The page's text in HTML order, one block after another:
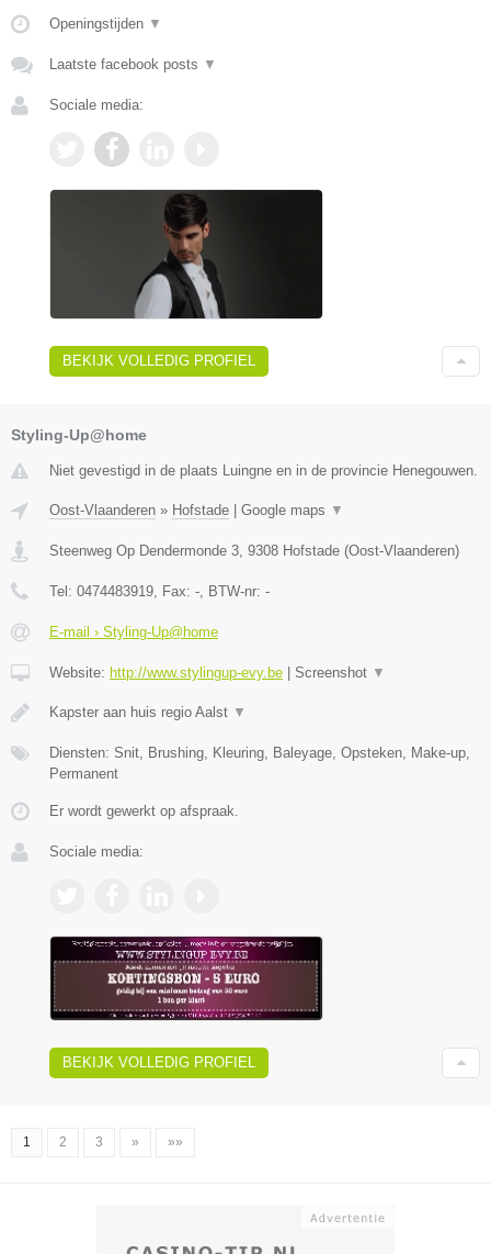
Openingstijden ▼
Laatste facebook posts ▼
Sociale media:
BEKIJK VOLLEDIG PROFIEL
Styling-Up@home
Niet gevestigd in de plaats Luingne en in de provincie Henegouwen.
Oost-Vlaanderen » Hofstade | Google maps ▼
Steenweg Op Dendermonde 3 9308 Hofstade (Oost-Vlaanderen)
Tel: 0474483919 , Fax: - , BTW-nr: -
E-mail › Styling-Up@home
Website: http://www.stylingup-evy.be | Screenshot ▼
Kapster aan huis regio Aalst ▼
Diensten: Snit, Brushing, Kleuring, Baleyage, Opsteken, Make-up,
Permanent
Er wordt gewerkt op afspraak.
Sociale media:
BEKIJK VOLLEDIG PROFIEL
1 2 3 » »»